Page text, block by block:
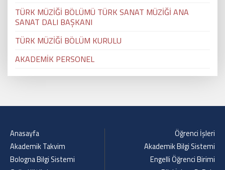
TÜRK MÜZİĞİ BÖLÜMÜ TÜRK SANAT MÜZİĞİ ANA
SANAT DALI BAŞKANI
TÜRK MÜZİĞİ BÖLÜM KURULU
AKADEMİK PERSONEL
Anasayfa
Akademik Takvim
Bologna Bilgi Sistemi
Öğrenci İşleri
Akademik Bilgi Sistemi
Engelli Öğrenci Birimi